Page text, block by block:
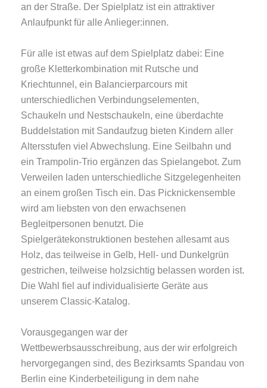
an der Straße. Der Spielplatz ist ein attraktiver
Anlaufpunkt für alle Anlieger:innen.
Für alle ist etwas auf dem Spielplatz dabei: Eine
große Kletterkombination mit Rutsche und
Kriechtunnel, ein Balancierparcours mit
unterschiedlichen Verbindungselementen,
Schaukeln und Nestschaukeln, eine überdachte
Buddelstation mit Sandaufzug bieten Kindern aller
Altersstufen viel Abwechslung. Eine Seilbahn und
ein Trampolin-Trio ergänzen das Spielangebot. Zum
Verweilen laden unterschiedliche Sitzgelegenheiten
an einem großen Tisch ein. Das Picknickensemble
wird am liebsten von den erwachsenen
Begleitpersonen benutzt. Die
Spielgerätekonstruktionen bestehen allesamt aus
Holz, das teilweise in Gelb, Hell- und Dunkelgrün
gestrichen, teilweise holzsichtig belassen worden ist.
Die Wahl fiel auf individualisierte Geräte aus
unserem Classic-Katalog.
Vorausgegangen war der
Wettbewerbsausschreibung, aus der wir erfolgreich
hervorgegangen sind, des Bezirksamts Spandau von
Berlin eine Kinderbeteiligung in dem nahe